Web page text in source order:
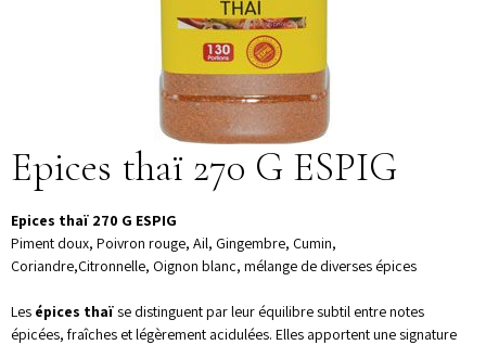
Epices thaï 270 G ESPIG
Epices thaï 270 G ESPIG
Piment doux, Poivron rouge, Ail, Gingembre, Cumin,
Coriandre,Citronnelle, Oignon blanc, mélange de diverses épices
Les épices thaïse distinguent par leur équilibre subtil entre notes
épicées, fraîches et légèrement acidulées. Elles apportent une signature